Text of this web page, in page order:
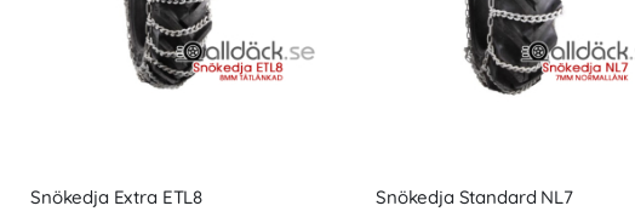
Snökedja Extra ETL8
Snökedja Standard NL7